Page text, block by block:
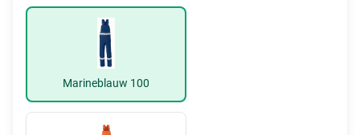
Marineblauw 100